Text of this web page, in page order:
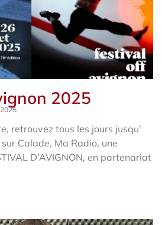
2025
retrouvez tous les jours jusqu’
Calade, Ma Radio, une
D’AVIGNON, en partenariat